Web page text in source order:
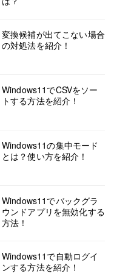
変換候補が出てこない場合
の対処法を紹介！
Windows11でCSVをソー
トする方法を紹介！
Windows11の集中モード
とは？使い方を紹介！
Windows11でバックグラ
ウンドアプリを無効化する
方法！
Windows11で自動ログイ
ンする方法を紹介！